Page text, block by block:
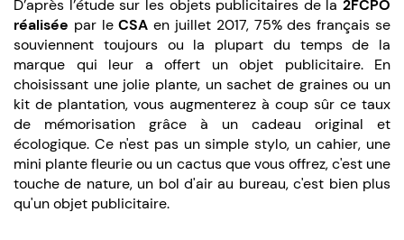
D’après l’étude sur les objets publicitaires de la 2FCPO
réalisée par leCSA en juillet 2017, 75% des français se
souviennent toujours ou la plupart du temps de la
marque qui leur a offert un objet publicitaire. En
choisissant une jolie plante, un sachet de graines ou un
kit de plantation, vous augmenterez à coup sûr ce taux
de mémorisation grâce à un cadeau original et
écologique. Ce n'est pas un simple stylo, un cahier, une
mini plante fleurie ou un cactus que vous offrez, c'est une
touche de nature, un bol d'air au bureau, c'est bien plus
qu'un objet publicitaire.